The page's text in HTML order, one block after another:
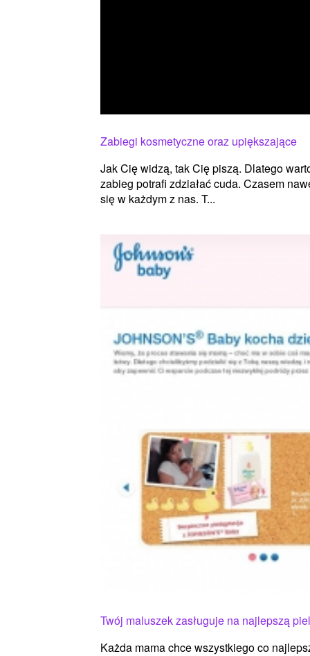
Zabiegi kosmetyczne oraz upiększające
Jak Cię widzą, tak Cię piszą. Dlatego
zabieg potrafi zdziałać cuda. Czasem
się w każdym z nas. T...
Twój maluszek zasługuje na najlepszą
Każda mama chce wszystkiego co